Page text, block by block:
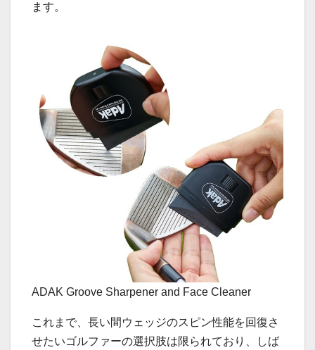
ます。
ADAK Groove Sharpener and Face Cleaner
これまで、長い間ウェッジのスピン性能を回復さ
せたいゴルファーの選択肢は限られており、しば